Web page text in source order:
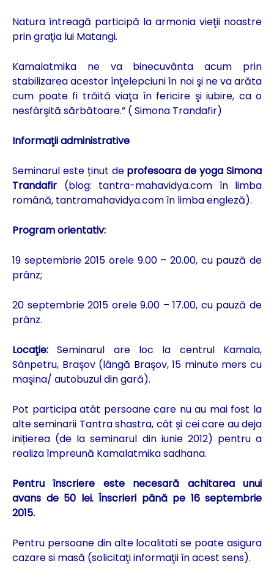
Natura întreagă participă la armonia vieţii noastre
prin graţia lui Matangi.
Kamalatmika ne va binecuvânta acum prin
stabilizarea acestor înţelepciuni în noi şi ne va arăta
cum poate fi trăită viaţa în fericire şi iubire, ca o
nesfârşită sărbătoare.” ( Simona Trandafir)
Informaţii administrative
Seminarul este ținut de profesoara de yoga Simona
Trandafir (blog: tantra-mahavidya.com în limba
română, tantramahavidya.com în limba engleză).
Program orientativ:
19 septembrie 2015 orele 9.00 – 20.00, cu pauză de
prânz;
20 septembrie 2015 orele 9.00 – 17.00, cu pauză de
prânz.
Locaţie: Seminarul are loc la centrul Kamala,
Sânpetru, Braşov (lângă Braşov, 15 minute mers cu
maşina/ autobuzul din gară).
Pot participa atât persoane care nu au mai fost la
alte seminarii Tantra shastra, cât și cei care au deja
inițierea (de la seminarul din iunie 2012) pentru a
realiza împreună Kamalatmika sadhana.
Pentru înscriere este necesară achitarea unui
avans de 50 lei. Înscrieri până pe 16 septembrie
2015.
Pentru persoane din alte localitati se poate asigura
cazare si masă (solicitaţi informaţii în acest sens).